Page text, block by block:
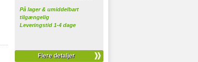
På lager & umiddelbart
tilgængelig
Leveringstid 1-4 dage
Flere detaljer